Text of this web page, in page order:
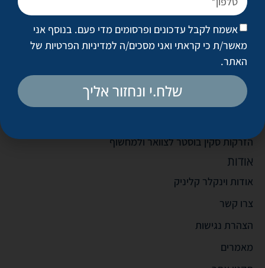
טיפולים פופולריים
הצערת עור הפנים (טיקסל)
מילוי קמטים
הזרקות בוטוקס
עיבוי שפתיים
הזרקות סקין בוסטר לצוואר ולמחשוף
אודות
אודות וינקלר קליניק
צרו קשר
הצהרת נגישות
מאמרים
אשמח לקבל עדכונים ופרסומים מדי פעם. בנוסף אני
מאשר/ת כי קראתי ואני מסכים/ה למדיניות הפרטיות של
האתר.
שלח.י ונחזור אליך